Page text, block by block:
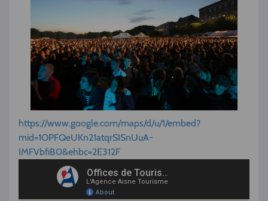
https://www.google.com/maps/d/u/1/embed?
mid=1OPFQeUKn21atqrSISnUuA-
IMFVbfiB0&ehbc=2E312F